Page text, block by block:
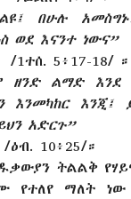
በሁሉ
ወደ እናንተ ነውና”
18/ ።
ዘንድ ልማድ እንደ
እንመካከር
አድርጉ”
።
ትልልቅ
የተለየ ማለት